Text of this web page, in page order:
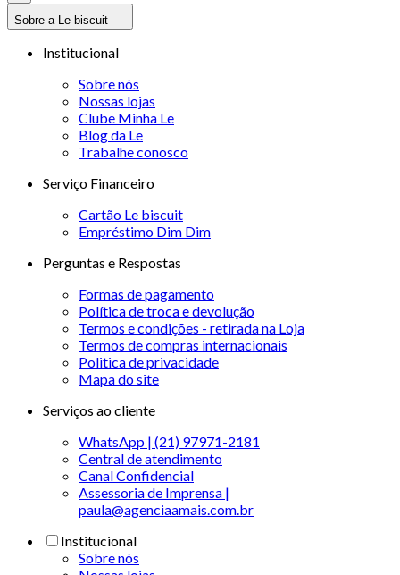
Sobre a Le biscuit
Institucional
Sobre nós
Nossas lojas
Clube Minha Le
Blog da Le
Trabalhe conosco
Serviço Financeiro
Cartão Le biscuit
Empréstimo Dim Dim
Perguntas e Respostas
Formas de pagamento
Política de troca e devolução
Termos e condições - retirada na Loja
Termos de compras internacionais
Politica de privacidade
Mapa do site
Serviços ao cliente
WhatsApp | (21) 97971-2181
Central de atendimento
Canal Confidencial
Assessoria de Imprensa |
paula@agenciaamais.com.br
Institucional
Sobre nós